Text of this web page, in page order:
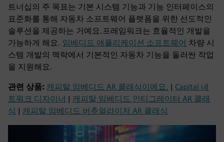
트너십의 주 목표는 기본 시스템 기능과 기능 인터페이스의
표준화를 통해 자동차 소프트웨어 플랫폼을 위한 선도적인
솔루션을 제공하는 거예요.프레임워크는 효율적인 개발을
가능하게 해요. 임베디드 애플리케이션 소프트웨어 차량 시
스템 개발의 맥락에서 기본적인 자동차 기능을 둘러싼 작업
을 지원해요.
관련 상품: 캐피탈 임베디드 AR 클래식이에요. | Capital 네
트워크 디자이너 | 캐피탈 임베디드 인티그레이터 AR 클래
식 | 캐피탈 임베디드 버추얼라이저 AR 클래식